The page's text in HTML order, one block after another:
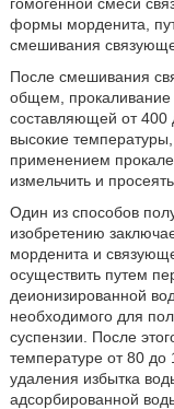
формы морденита,
смешивания
После смешивания
общем, прокаливание
составляющей от
высокие
применением
измельчить и
Один из способов
изобретению
морденита и
осуществить путем
деионизированной
необходимого для
суспензии. После
температуре от 80 до
удаления избытка
адсорбированной